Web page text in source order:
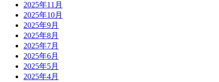
2025年11月
2025年10月
2025年9月
2025年8月
2025年7月
2025年6月
2025年5月
2025年4月